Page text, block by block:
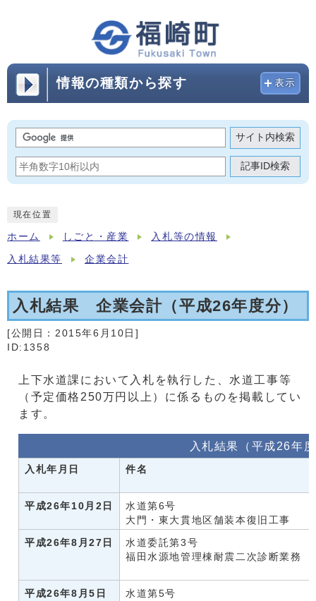
情報の種類から探す 表示
サイト内検索
記事ID検索
現在位置
ホーム しごと・産業 入札等の情報
入札結果等 企業会計
入札結果 企業会計（平成26年度分）
[公開日： 2015年6月10日 ]
ID:1358
上下水道課において入札を執行した、水道工事等
（予定価格250万円以上）に係るものを掲載してい
ます。
入札結果（平成26年
入札年月日 件名
平成26年10月2日
水道第6号
大門・東大貫地区舗装本復旧工事
平成26年8月27日
水道委託第3号
福田水源地管理棟耐震二次診断業務
平成26年8月5日
水道第5号